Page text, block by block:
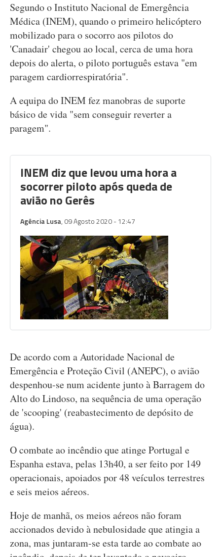
Segundo o Instituto Nacional de Emergência
Médica (INEM), quando o primeiro helicóptero
mobilizado para o socorro aos pilotos do
'Canadair' chegou ao local, cerca de uma hora
depois do alerta, o piloto português estava "em
paragem cardiorrespiratória".
A equipa do INEM fez manobras de suporte
básico de vida "sem conseguir reverter a
paragem".
INEM diz que levou uma hora a
socorrer piloto após queda de
avião no Gerês
Agência Lusa, 09 Agosto 2020 - 12:47
De acordo com a Autoridade Nacional de
Emergência e Proteção Civil (ANEPC), o avião
despenhou-se num acidente junto à Barragem do
Alto do Lindoso, na sequência de uma operação
de 'scooping' (reabastecimento de depósito de
água).
O combate ao incêndio que atinge Portugal e
Espanha estava, pelas 13h40, a ser feito por 149
operacionais, apoiados por 48 veículos terrestres
e seis meios aéreos.
Hoje de manhã, os meios aéreos não foram
accionados devido à nebulosidade que atingia a
zona, mas juntaram-se esta tarde ao combate ao